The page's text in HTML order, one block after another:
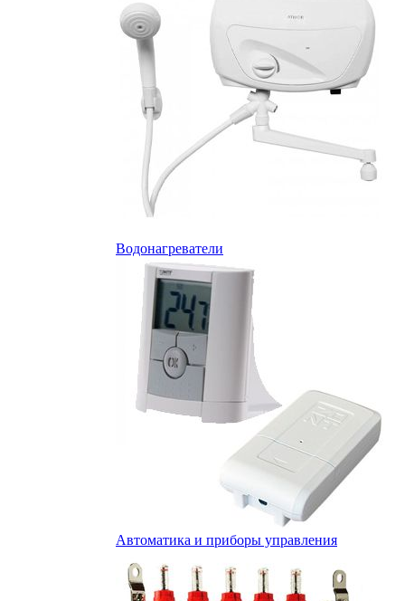
Водонагреватели
Автоматика и приборы управления